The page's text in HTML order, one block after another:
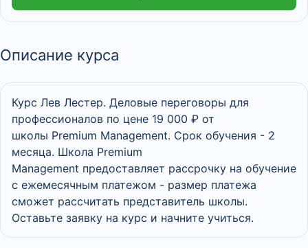
Описание курса
Курс Лев Лестер. Деловые переговоры для
профессионалов по цене 19 000 ₽ от
школы Premium Management. Срок обучения - 2
месяца. Школа Premium
Management предоставляет рассрочку на обучение
с ежемесячным платежом - размер платежа
сможет рассчитать представитель школы.
Оставьте заявку на курс и начните учиться.